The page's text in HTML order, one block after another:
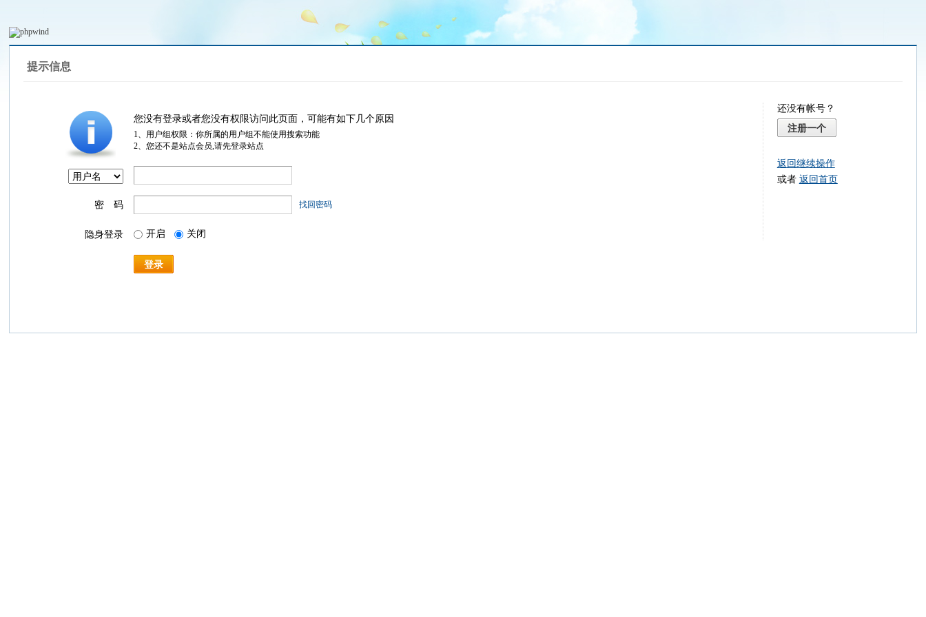
提示信息
您没有登录或者您没有权限访问此页面，可能有如下几个原因
1、用户组权限：你所属的用户组不能使用搜索功能
2、您还不是站点会员,请先登录站点
密 码 找回密码
隐身登录 开启 关闭
登录
还没有帐号？
注册一个
返回继续操作
或者 返回首页